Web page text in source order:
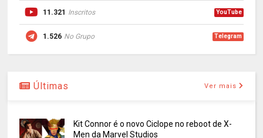
11.321 Inscritos YouTube
1.526 No Grupo Telegram
Últimas Ver mais
Kit Connor é o novo Ciclope no reboot de X-
Men da Marvel Studios